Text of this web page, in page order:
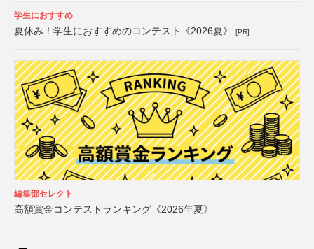
学生におすすめ
夏休み！学生におすすめのコンテスト《2026夏》 [PR]
編集部セレクト
高額賞金コンテストランキング《2026年夏》